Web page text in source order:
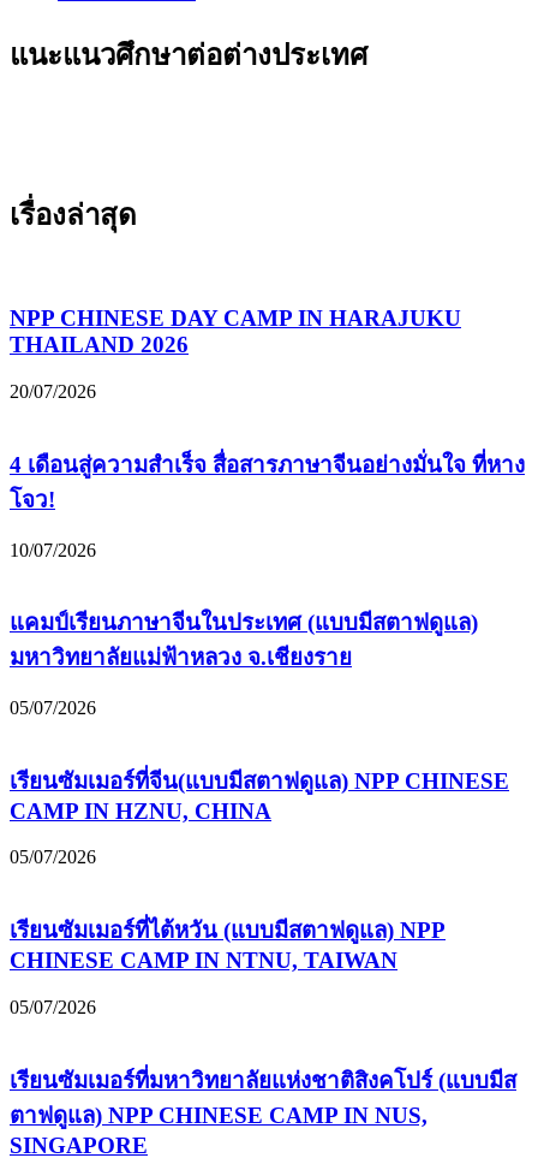
แนะแนวศึกษาต่อต่างประเทศ
เรื่องล่าสุด
NPP CHINESE DAY CAMP IN HARAJUKU
THAILAND 2026
20/07/2026
4 เดือนสู่ความสำเร็จ สื่อสารภาษาจีนอย่างมั่นใจ ที่หาง
โจว!
10/07/2026
แคมป์เรียนภาษาจีนในประเทศ (แบบมีสตาฟดูแล)
มหาวิทยาลัยแม่ฟ้าหลวง จ.เชียงราย
05/07/2026
เรียนซัมเมอร์ที่จีน(แบบมีสตาฟดูแล) NPP CHINESE
CAMP IN HZNU, CHINA
05/07/2026
เรียนซัมเมอร์ที่ไต้หวัน (แบบมีสตาฟดูแล) NPP
CHINESE CAMP IN NTNU, TAIWAN
05/07/2026
เรียนซัมเมอร์ที่มหาวิทยาลัยแห่งชาติสิงคโปร์ (แบบมีส
ตาฟดูแล) NPP CHINESE CAMP IN NUS,
SINGAPORE